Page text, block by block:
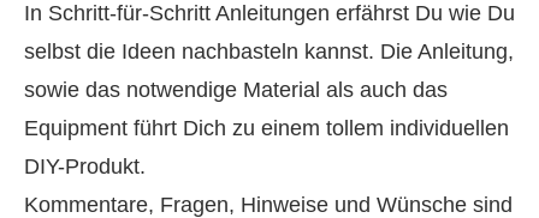
In Schritt-für-Schritt Anleitungen erfährst Du wie Du
selbst die Ideen nachbasteln kannst. Die Anleitung,
sowie das notwendige Material als auch das
Equipment führt Dich zu einem tollem individuellen
DIY-Produkt.
Kommentare, Fragen, Hinweise und Wünsche sind